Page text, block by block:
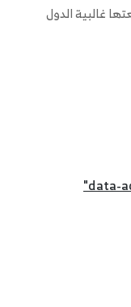
غالبية الدول
data-